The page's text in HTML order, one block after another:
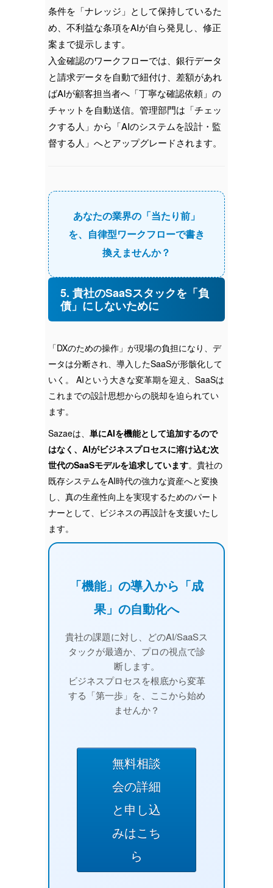
条件を「ナレッジ」として保持しているた
め、不利益な条項をAIが自ら発見し、修正
案まで提示します。
入金確認のワークフローでは、銀行データ
と請求データを自動で紐付け、差額があれ
ばAIが顧客担当者へ「丁寧な確認依頼」の
チャットを自動送信。管理部門は「チェッ
クする人」から「AIのシステムを設計・監
督する人」へとアップグレードされます。
あなたの業界の「当たり前」
を、自律型ワークフローで書き
換えませんか？
5. 貴社のSaaSスタックを「負
債」にしないために
「DXのための操作」が現場の負担になり、デ
ータは分断され、導入したSaaSが形骸化して
いく。 AIという大きな変革期を迎え、SaaSは
これまでの設計思想からの脱却を迫られてい
ます。
Sazaeは、 単にAIを機能として追加するので
はなく、AIがビジネスプロセスに溶け込む次
世代のSaaSモデルを追求しています。貴社の
既存システムをAI時代の強力な資産へと変換
し、真の生産性向上を実現するためのパート
ナーとして、ビジネスの再設計を支援いたし
ます。
「機能」の導入から「成
果」の自動化へ
貴社の課題に対し、どのAI/SaaSス
タックが最適か、プロの視点で診
断します。
ビジネスプロセスを根底から変革
する「第一歩」を、ここから始め
ませんか？
無料相談
会の詳細
と申し込
みはこち
ら